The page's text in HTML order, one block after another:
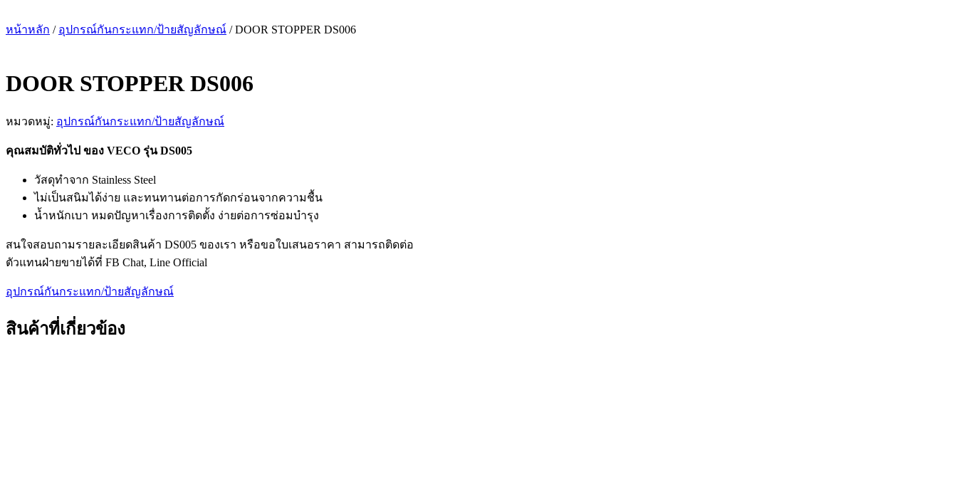
หน้าหลัก / อุปกรณ์​กันกระแทก/ป้ายสัญลักษณ์ / DOOR STOPPER DS006
DOOR STOPPER DS006
หมวดหมู่: อุปกรณ์​กันกระแทก/ป้ายสัญลักษณ์
คุณสมบัติทั่วไป ของ VECO รุ่น DS005
วัสดุทำจาก Stainless Steel
ไม่เป็นสนิมได้ง่าย และทนทานต่อการกัดกร่อนจากความชื้น
น้ำหนักเบา หมดปัญหาเรื่องการติดตั้ง ง่ายต่อการซ่อมบำรุง
สนใจสอบถามรายละเอียดสินค้า DS005 ของเรา หรือขอใบเสนอราคา สามารถติดต่อ
ตัวแทนฝ่ายขายได้ที่ FB Chat, Line Official
อุปกรณ์​กันกระแทก/ป้ายสัญลักษณ์
สินค้าที่เกี่ยวข้อง